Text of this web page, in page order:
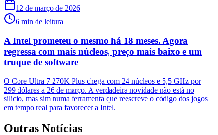
12 de março de 2026
6 min de leitura
A Intel prometeu o mesmo há 18 meses. Agora
regressa com mais núcleos, preço mais baixo e um
truque de software
O Core Ultra 7 270K Plus chega com 24 núcleos e 5,5 GHz por
299 dólares a 26 de março. A verdadeira novidade não está no
silício, mas sim numa ferramenta que reescreve o código dos jogos
em tempo real para favorecer a Intel.
Outras Notícias